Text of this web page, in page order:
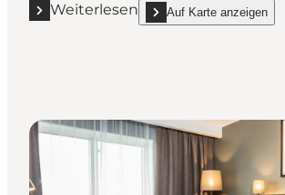
Weiterlesen
Mehr erfahren "Refborg Hotel in
Auf Karte anzeigen
show Refborg Hotel in